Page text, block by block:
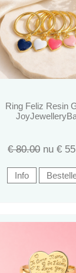
Ring Feliz Resin
€ 80.00 nu €